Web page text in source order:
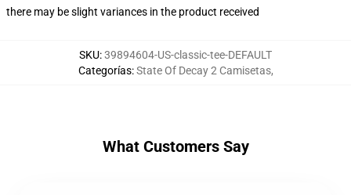
there may be slight variances in the product received
SKU:39894604-US-classic-tee-DEFAULT
Categorías:State Of Decay 2 Camisetas,
What Customers Say